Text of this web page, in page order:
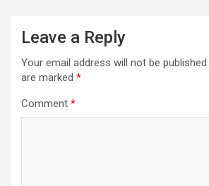
Leave a Reply
Your email address will not be published.
are marked *
Comment *